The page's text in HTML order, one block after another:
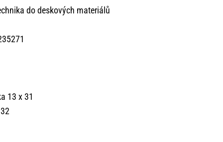
do deskových materiálů
13 x 31